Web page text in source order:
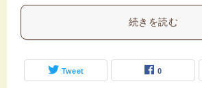
続きを読む
Tweet 0